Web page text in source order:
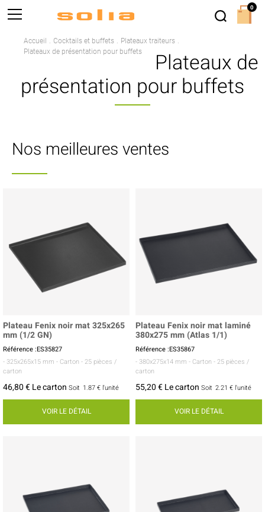
Accueil Cocktails et buffets
Plateaux traiteurs
Plateaux de présentation pour buffets
Plateaux de
présentation pour buffets
Nos meilleures ventes
Plateau Fenix noir mat 325x265
mm (1/2 GN)
Référence :ES35827
- 325x265x15 mm - Carton - 25 pièces /
carton
46,80 € Le carton Soit 1.87 € l'unité
VOIR LE DÉTAIL
Plateau Fenix noir mat laminé
380x275 mm (Atlas 1/1)
Référence :ES35867
- 380x275x14 mm - Carton - 25 pièces /
carton
55,20 € Le carton Soit 2.21 € l'unité
VOIR LE DÉTAIL
0